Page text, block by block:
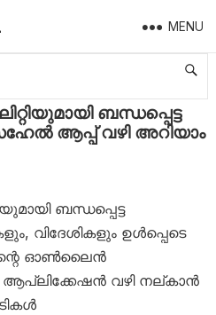
MENU
ബന്ധപ്പെട്ട അറിയിപ്പുകൾ ഇനി സഹേൽ ആപ്പ് വഴി അറിയാം
ബന്ധപ്പെട്ട
ആപ്പ് വഴി അറിയാം
ബന്ധപ്പെട്ട
വിദേശികളും ഉൾപ്പെടെ
ഓൺലൈൻ
വഴി നല്കാൻ